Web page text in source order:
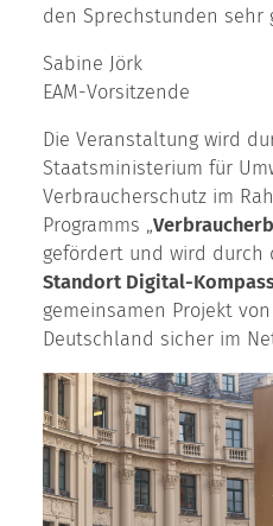
den Sprechstunden sehr
Sabine Jörk
EAM-Vorsitzende
Die Veranstaltung wird
Staatsministerium für
Verbraucherschutz im
Programms „
gefördert und wird durch
Standort Digital-
gemeinsamen Projekt von
Deutschland sicher im